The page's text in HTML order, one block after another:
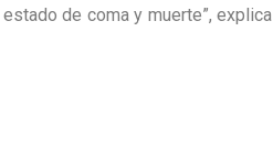
de coma y muerte”, explica